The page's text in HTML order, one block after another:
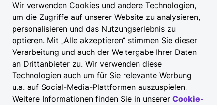
Wir verwenden Cookies und andere Technologien,
um die Zugriffe auf unserer Website zu analysieren,
personalisieren und das Nutzungserlebnis zu
optieren. Mit „Alle akzeptieren“ stimmen Sie dieser
Verarbeitung und auch der Weitergabe Ihrer Daten
an Drittanbieter zu. Wir verwenden diese
Technologien auch um für Sie relevante Werbung
u.a. auf Social-Media-Plattformen auszuspielen.
Weitere Informationen finden Sie in unserer Cookie-